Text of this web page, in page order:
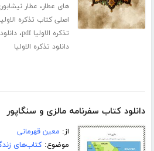
های عطار، عطار
اصلی کتاب تذکره الاولیا
تذکره الاولیا pdf ،
دانلود تذکره الاولیا
دانلود کتاب سفرنامه مالزی و سنگاپور
از: معین قهرمانی
موضوع:کتاب‌های